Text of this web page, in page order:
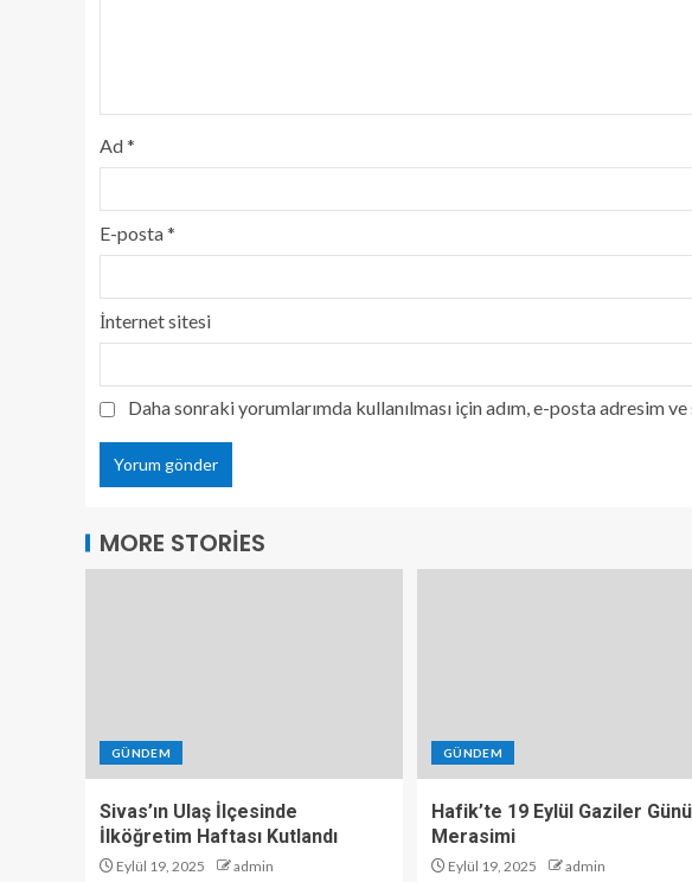
Ad*
E-posta*
İnternet sitesi
Daha sonraki yorumlarımda kullanılması için adım, e-posta adresim
MORE STORIES
GÜNDEM
Sivas’ın Ulaş İlçesinde
İlköğretim Haftası Kutlandı
Eylül 19, 2025 admin
GÜNDEM
Hafik’te 19 Eylül Gaziler Günü
Merasimi
Eylül 19, 2025 admin